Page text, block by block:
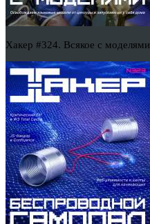
Хакер #324. Всякое с моделями